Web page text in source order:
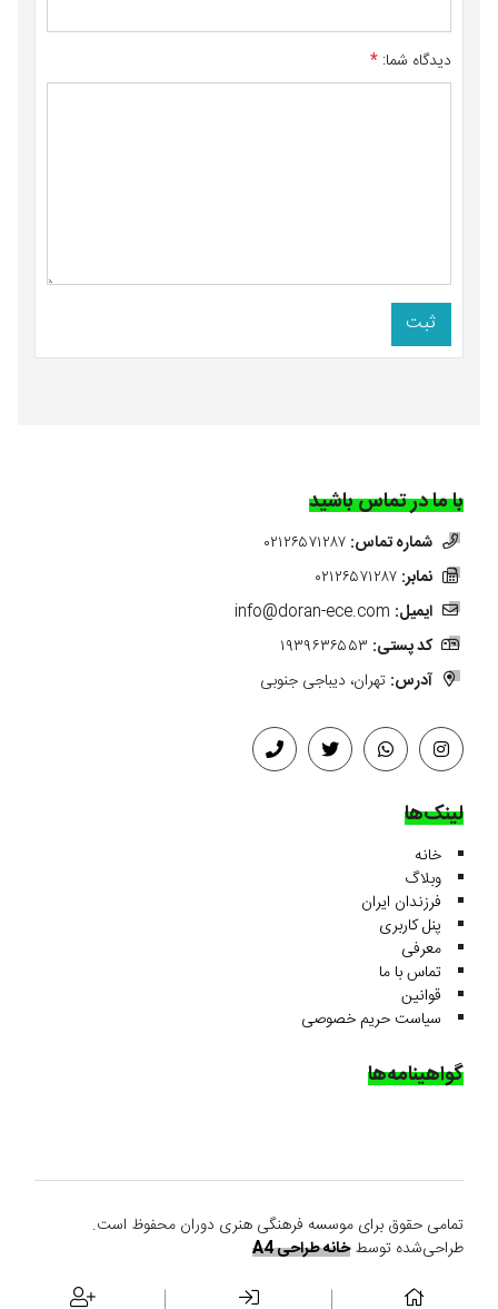
دیدگاه شما:*
ثبت
با ما در تماس باشید
شماره تماس: ۰۲۱۲۶۵۷۱۲۸۷
نمابر: ۰۲۱۲۶۵۷۱۲۸۷
ایمیل: info@doran-ece.com
کد پستی: ۱۹۳۹۶۳۶۵۵۳
آدرس: تهران، دیباجی جنوبی
لینک‌ها
خانه
وبلاگ
فرزندان ایران
پنل کاربری
معرفی
تماس با ما
قوانین
سیاست حریم خصوصی
گواهینامه‌ها
تمامی حقوق برای موسسه فرهنگی هنری دوران محفوظ است.
طراحی‌شده توسطخانه طراحی A4